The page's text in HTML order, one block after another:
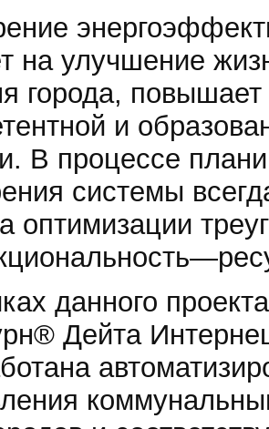
на улучшение
города, повышает
и
В процессе
системы
оптимизации
данного
Дейта